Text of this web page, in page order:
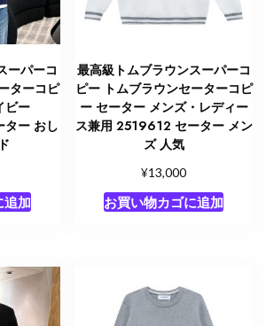
ーパーコ
ターコピ
ビー
ー おし
追加
最高級トムブラウンスーパーコ
ピー トムブラウンセーターコピ
ー セーター メンズ・レディー
ス兼用 2519612 セーター メン
ズ 人気
¥13,000
お買い物カゴに追加